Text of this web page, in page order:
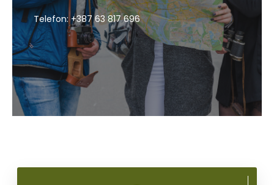
Telefon: +387 63 817 696